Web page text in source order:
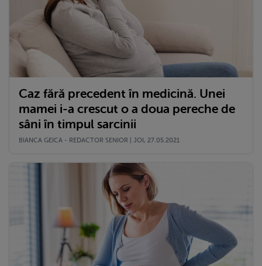
Caz fără precedent în medicină. Unei
mamei i-a crescut o a doua pereche de
sâni în timpul sarcinii
BIANCA GEICA - REDACTOR SENIOR | JOI, 27.05.2021